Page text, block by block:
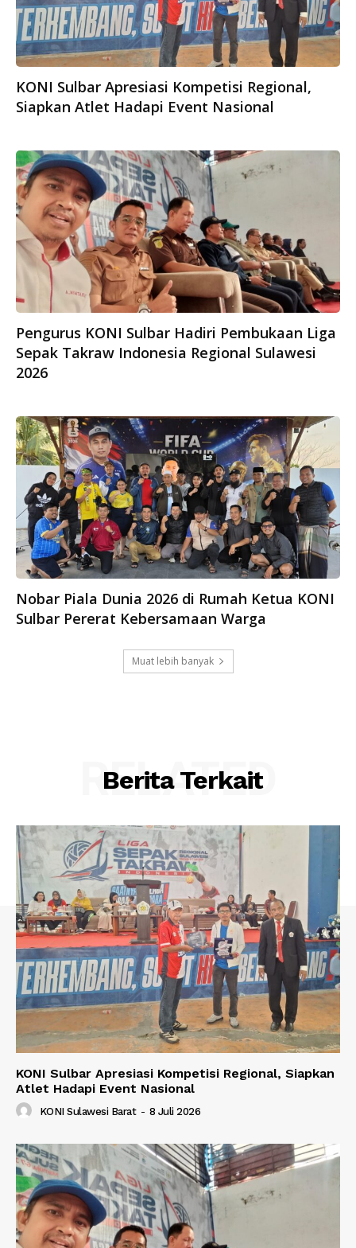
KONI Sulbar Apresiasi Kompetisi Regional,
Siapkan Atlet Hadapi Event Nasional
Pengurus KONI Sulbar Hadiri Pembukaan Liga
Sepak Takraw Indonesia Regional Sulawesi
2026
Nobar Piala Dunia 2026 di Rumah Ketua KONI
Sulbar Pererat Kebersamaan Warga
Muat lebih banyak
Berita Terkait
RELATED
KONI Sulbar Apresiasi Kompetisi Regional, Siapkan
Atlet Hadapi Event Nasional
KONI Sulawesi Barat - 8 Juli 2026